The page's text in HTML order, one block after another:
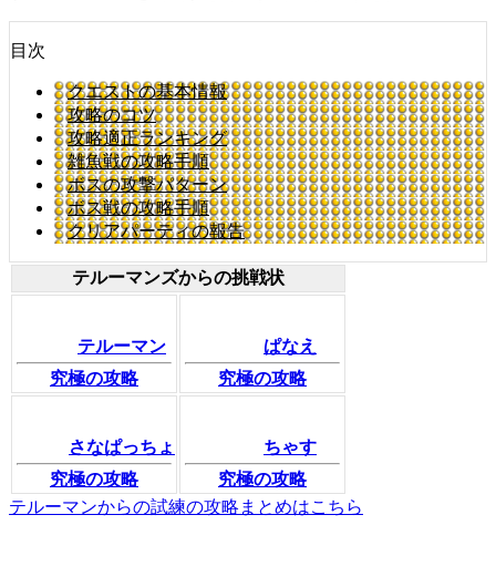
目次
クエストの基本情報
攻略のコツ
攻略適正ランキング
雑魚戦の攻略手順
ボスの攻撃パターン
ボス戦の攻略手順
クリアパーティの報告
テルーマンズからの挑戦状
テルーマン
究極の攻略
ぱなえ
究極の攻略
さなぱっちょ
究極の攻略
ちゃす
究極の攻略
テルーマンからの試練の攻略まとめはこちら